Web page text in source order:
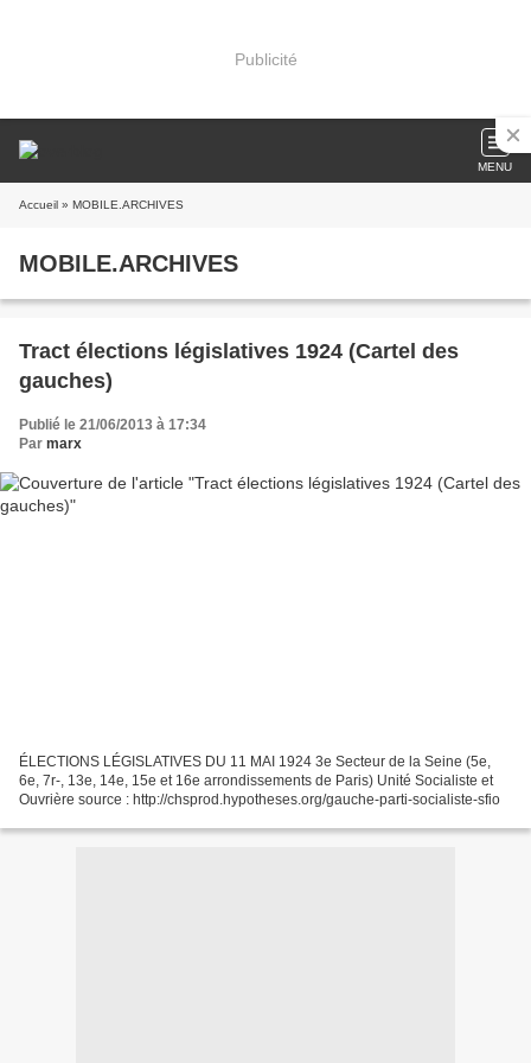
Publicité
MENU
Accueil » MOBILE.ARCHIVES
MOBILE.ARCHIVES
Tract élections législatives 1924 (Cartel des
gauches)
Publié le 21/06/2013 à 17:34
Par marx
ÉLECTIONS LÉGISLATIVES DU 11 MAI 1924 3e Secteur de la Seine (5e,
6e, 7r-, 13e, 14e, 15e et 16e arrondissements de Paris) Unité Socialiste et
Ouvrière source : http://chsprod.hypotheses.org/gauche-parti-socialiste-sfio